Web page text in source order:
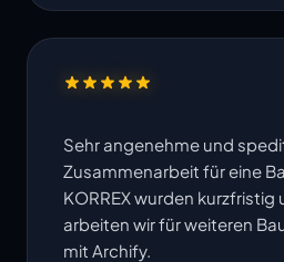
Sehr angenehme und
Zusammenarbeit für eine
KORREX wurden
arbeiten wir für weiteren
mit Archify.